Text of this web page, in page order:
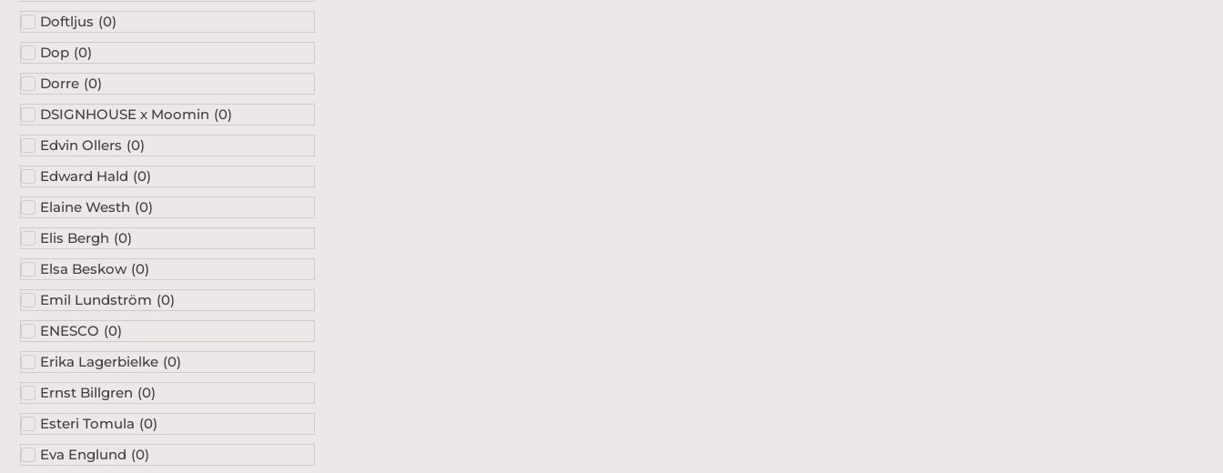
Doftljus (0)
Dop (0)
Dorre (0)
DSIGNHOUSE x Moomin (0)
Edvin Ollers (0)
Edward Hald (0)
Elaine Westh (0)
Elis Bergh (0)
Elsa Beskow (0)
Emil Lundström (0)
ENESCO (0)
Erika Lagerbielke (0)
Ernst Billgren (0)
Esteri Tomula (0)
Eva Englund (0)